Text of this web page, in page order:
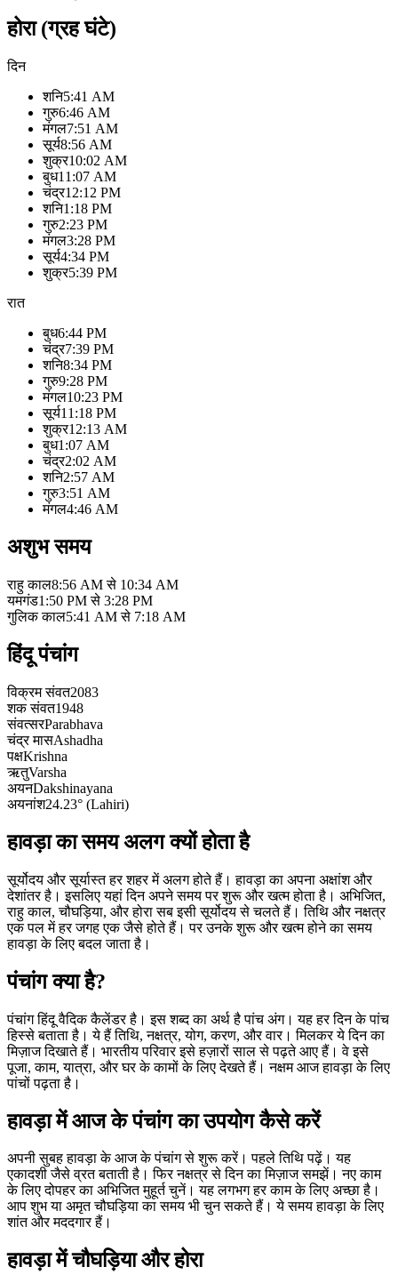
होरा (ग्रह घंटे)
दिन
शनि5:41 AM
गुरु6:46 AM
मंगल7:51 AM
सूर्य8:56 AM
शुक्र10:02 AM
बुध11:07 AM
चंद्र12:12 PM
शनि1:18 PM
गुरु2:23 PM
मंगल3:28 PM
सूर्य4:34 PM
शुक्र5:39 PM
रात
बुध6:44 PM
चंद्र7:39 PM
शनि8:34 PM
गुरु9:28 PM
मंगल10:23 PM
सूर्य11:18 PM
शुक्र12:13 AM
बुध1:07 AM
चंद्र2:02 AM
शनि2:57 AM
गुरु3:51 AM
मंगल4:46 AM
अशुभ समय
राहु काल8:56 AM से 10:34 AM
यमगंड1:50 PM से 3:28 PM
गुलिक काल5:41 AM से 7:18 AM
हिंदू पंचांग
विक्रम संवत2083
शक संवत1948
संवत्सरParabhava
चंद्र मासAshadha
पक्षKrishna
ऋतुVarsha
अयनDakshinayana
अयनांश24.23° (Lahiri)
हावड़ा का समय अलग क्यों होता है
सूर्योदय और सूर्यास्त हर शहर में अलग होते हैं। हावड़ा का अपना अक्षांश और
देशांतर है। इसलिए यहां दिन अपने समय पर शुरू और खत्म होता है। अभिजित,
राहु काल, चौघड़िया, और होरा सब इसी सूर्योदय से चलते हैं। तिथि और नक्षत्र
एक पल में हर जगह एक जैसे होते हैं। पर उनके शुरू और खत्म होने का समय
हावड़ा के लिए बदल जाता है।
पंचांग क्या है?
पंचांग हिंदू वैदिक कैलेंडर है। इस शब्द का अर्थ है पांच अंग। यह हर दिन के पांच
हिस्से बताता है। ये हैं तिथि, नक्षत्र, योग, करण, और वार। मिलकर ये दिन का
मिज़ाज दिखाते हैं। भारतीय परिवार इसे हज़ारों साल से पढ़ते आए हैं। वे इसे
पूजा, काम, यात्रा, और घर के कामों के लिए देखते हैं। नक्षम आज हावड़ा के लिए
पांचों पढ़ता है।
हावड़ा में आज के पंचांग का उपयोग कैसे करें
अपनी सुबह हावड़ा के आज के पंचांग से शुरू करें। पहले तिथि पढ़ें। यह
एकादशी जैसे व्रत बताती है। फिर नक्षत्र से दिन का मिज़ाज समझें। नए काम
के लिए दोपहर का अभिजित मुहूर्त चुनें। यह लगभग हर काम के लिए अच्छा है।
आप शुभ या अमृत चौघड़िया का समय भी चुन सकते हैं। ये समय हावड़ा के लिए
शांत और मददगार हैं।
हावड़ा में चौघड़िया और होरा